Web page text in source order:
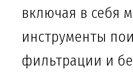
включая в себя
инструменты
фильтрации и